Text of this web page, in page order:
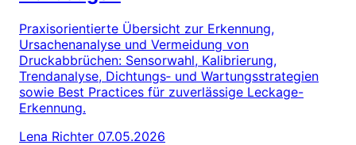
Praxisorientierte Übersicht zur Erkennung,
Ursachenanalyse und Vermeidung von
Druckabbrüchen: Sensorwahl, Kalibrierung,
Trendanalyse, Dichtungs‑ und Wartungsstrategien
sowie Best Practices für zuverlässige Leckage-
Erkennung.
Lena Richter 07.05.2026